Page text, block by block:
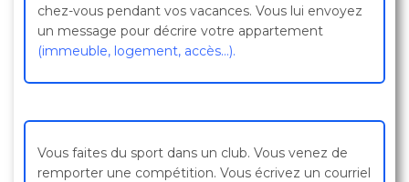
chez-vous pendant vos vacances. Vous lui envoyez
un message pour décrire votre appartement
(immeuble, logement, accès…).
Vous faites du sport dans un club. Vous venez de
remporter une compétition. Vous écrivez un courriel